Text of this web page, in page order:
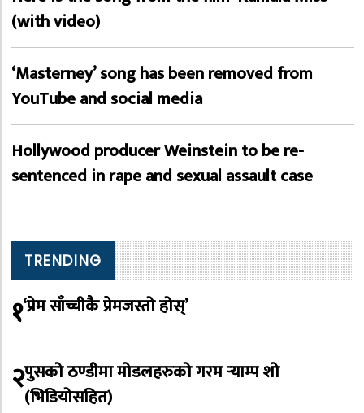
(with video)
‘Masterney’ song has been removed from
YouTube and social media
Hollywood producer Weinstein to be re-
sentenced in rape and sexual assault case
TRENDING
१‘प्रेम साँच्चीकै प्रेमजस्तो होस्’
२पुसको ठण्डीमा मोडलहरुको गरम र्‍याम्प शो
(भिडियोसहित)